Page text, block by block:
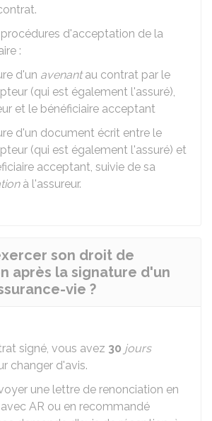
d'acceptation de la
:
d'un avenantau contrat par le
(qui est également l'assuré),
et le bénéficiaire acceptant
d'un document écrit entre le
(qui est également l'assuré) et
acceptant, suivie de sa
à l'assureur.
son droit de
après la signature d'un
vie ?
signé, vous avez 30 jours
changer d'avis.
une lettre de renonciation en
AR ou en recommandé